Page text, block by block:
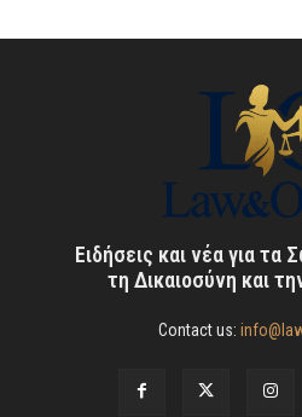
Ειδήσεις και νέα για
τη Δικαιοσύνη και
Contact us: